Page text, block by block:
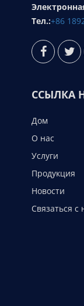
Тел.:+86
ССЫЛКА
Дом
О нас
Услуги
Продукция
Новости
Связаться с